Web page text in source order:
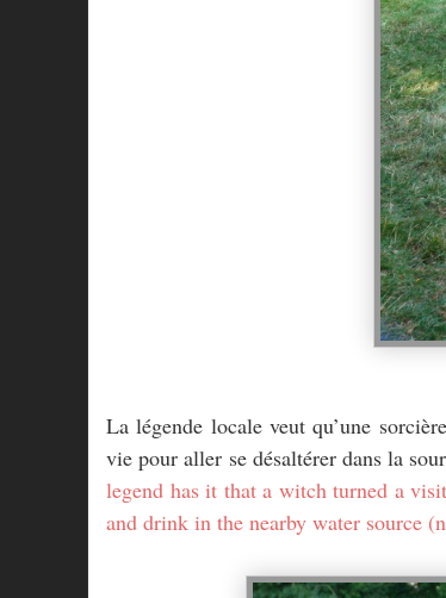
La légende locale veut qu’une
vie pour aller se désaltérer dans la
legend has it that a witch turned a
and drink in the nearby water source